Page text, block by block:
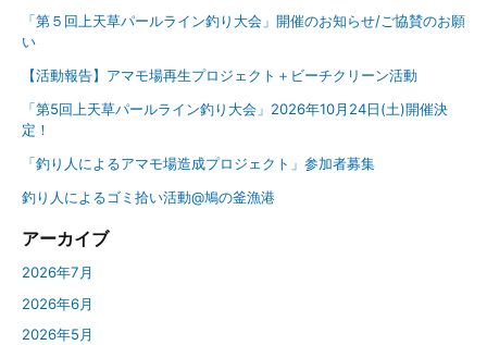
「第５回上天草パールライン釣り大会」開催のお知らせ/ご協賛のお願
い
【活動報告】アマモ場再生プロジェクト＋ビーチクリーン活動
「第5回上天草パールライン釣り大会」2026年10月24日(土)開催決
定！
「釣り人によるアマモ場造成プロジェクト」参加者募集
釣り人によるゴミ拾い活動@鳩の釜漁港
アーカイブ
2026年7月
2026年6月
2026年5月